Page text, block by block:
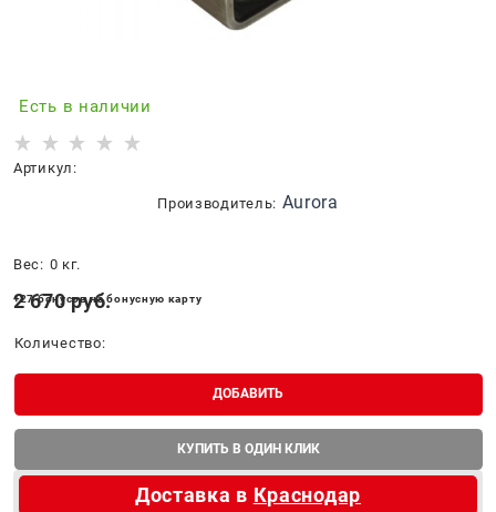
Есть в наличии
Артикул:
Производитель: Aurora
Вес: 0 кг.
2 670 руб.
+27 бонусов на бонусную карту
Количество:
ДОБАВИТЬ
КУПИТЬ В ОДИН КЛИК
Доставка в Краснодар